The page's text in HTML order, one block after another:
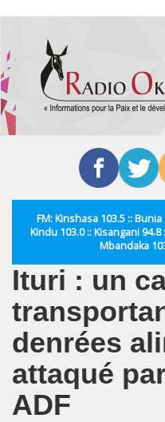
contenu
principal
FM: Kinshasa 103.5 :: Bunia
Kindu 103.0 :: Kisangani
Mbandaka
Ituri : un
denrées
attaqué
ADF